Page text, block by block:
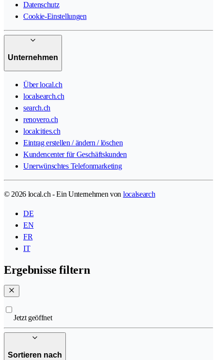
Datenschutz
Cookie-Einstellungen
Unternehmen
Über local.ch
localsearch.ch
search.ch
renovero.ch
localcities.ch
Eintrag erstellen / ändern / löschen
Kundencenter für Geschäftskunden
Unerwünschtes Telefonmarketing
© 2026 local.ch - Ein Unternehmen von localsearch
DE
EN
FR
IT
Ergebnisse filtern
Jetzt geöffnet
Sortieren nach